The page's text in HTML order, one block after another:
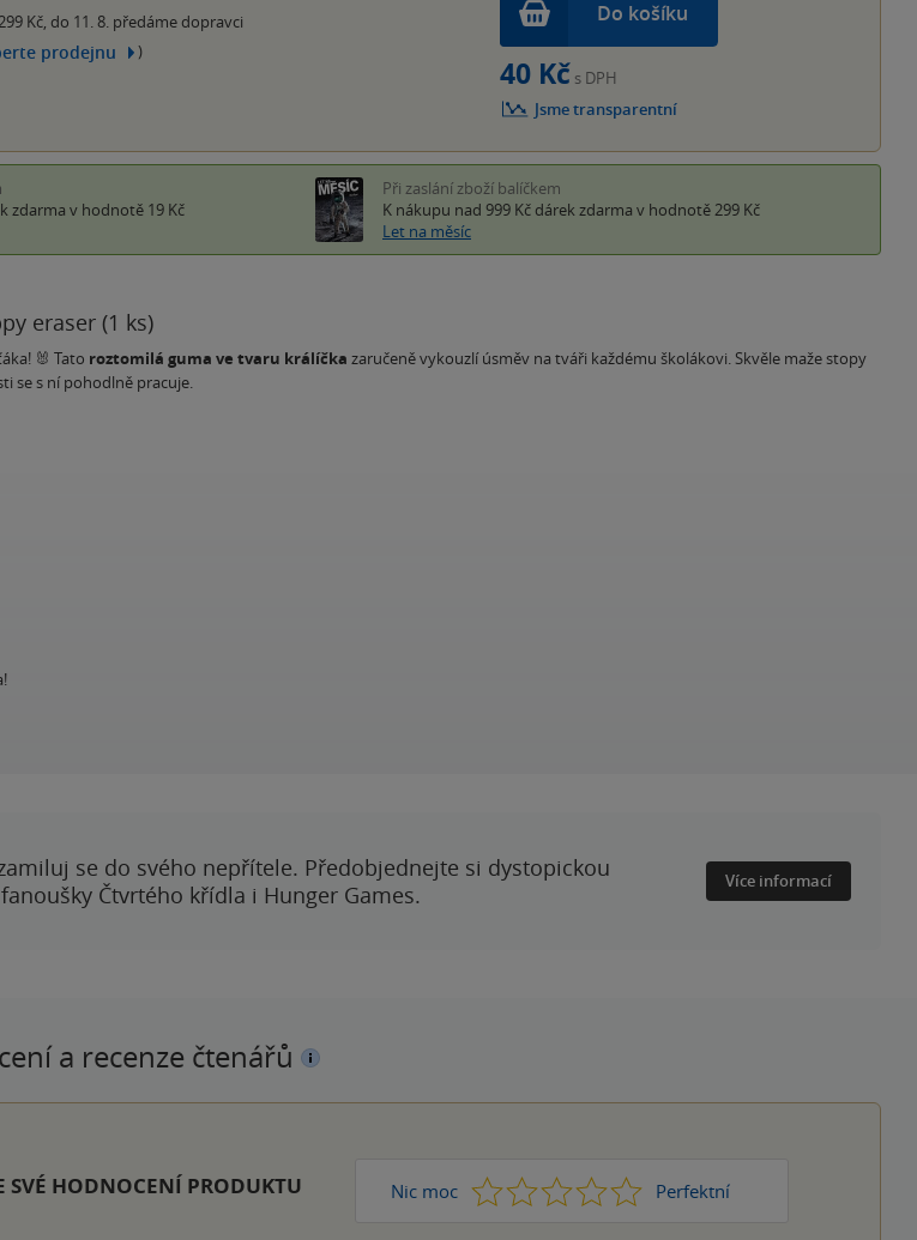
Kč, do 11. 8. předáme dopravci
prodejnu )
Do košíku
40 Kč s DPH
Jsme transparentní
zdarma v hodnotě 19 Kč
Při zaslání zboží balíčkem
K nákupu nad 999 Kč dárek zdarma v hodnotě 299 Kč
Let na měsíc
eraser (1 ks)
🐰 Tato roztomilá guma ve tvaru králíčka zaručeně vykouzlí úsměv na tváři každému školákovi. Skvěle maže stopy
se s ní pohodlně pracuje.
se do svého nepřítele. Předobjednejte si dystopickou
Čtvrtého křídla i Hunger Games.
Více informací
a recenze čtenářů
SVÉ HODNOCENÍ PRODUKTU Nic moc 1 2 3 4 Perfektní
5